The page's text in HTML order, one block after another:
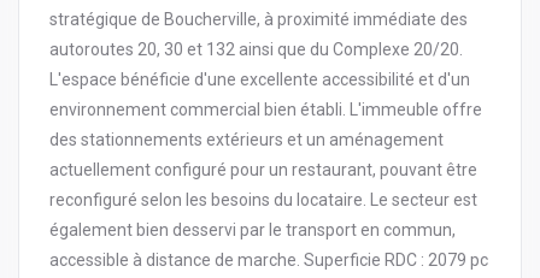
stratégique de Boucherville, à proximité immédiate des
autoroutes 20, 30 et 132 ainsi que du Complexe 20/20.
L'espace bénéficie d'une excellente accessibilité et d'un
environnement commercial bien établi. L'immeuble offre
des stationnements extérieurs et un aménagement
actuellement configuré pour un restaurant, pouvant être
reconfiguré selon les besoins du locataire. Le secteur est
également bien desservi par le transport en commun,
accessible à distance de marche. Superficie RDC : 2079 pc